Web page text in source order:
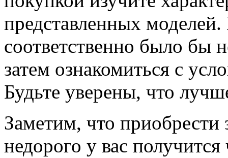
представленных
соответственно было бы
затем ознакомиться с
Будьте уверены, что
Заметим, что
недорого у вас